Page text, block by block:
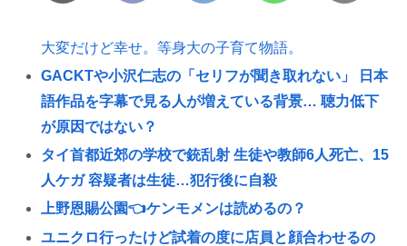
大変だけど幸せ。等身大の子育て物語。
GACKTや小沢仁志の「セリフが聞き取れない」 日本
語作品を字幕で見る人が増えている背景… 聴力低下
が原因ではない？
タイ首都近郊の学校で銃乱射 生徒や教師6人死亡、15
人ケガ 容疑者は生徒…犯行後に自殺
上野恩賜公園👈ケンモメンは読めるの？
ユニクロ行ったけど試着の度に店員と顔合わせるの